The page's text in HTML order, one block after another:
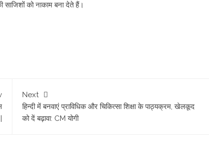
को नाकाम बना देते हैं।
Next
ह‍िन्‍दी में बनवाएं प्राविधिक और चिकित्सा शिक्षा के पाठ्यक्रम, खेलकूद
को दें बढ़ावा: CM योगी